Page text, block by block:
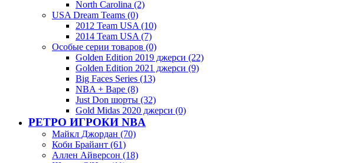
North Carolina (2)
USA Dream Teams (0)
2012 Team USA (10)
2014 Team USA (7)
Особые серии товаров (0)
Golden Edition 2019 джерси (22)
Golden Edition 2021 джерси (9)
Big Faces Series (13)
NBA + Bape (8)
Just Don шорты (32)
Gold Midas 2020 джерси (0)
РЕТРО ИГРОКИ NBA
Майкл Джордан (70)
Коби Брайант (61)
Аллен Айверсон (18)